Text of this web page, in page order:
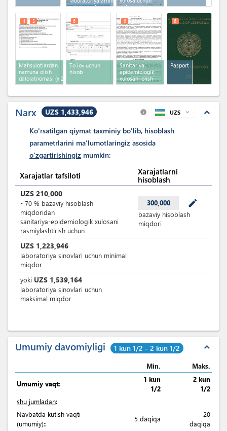
oziq -ovqat
mahsulotlarini sinovi
hisoboti
onlayn ariza
Mahsulotlardan
namuna olish
dalolatnomasi (x 2)
4 5
To'lov uchun
hisob
6
Sanitariya-
epidemiologik
xulosani olish
uchun
6
Pasport
6
Narx UZS 1,433,946 expand_less
info UZS expand_more
Ko'rsatilgan qiymat taxminiy bo'lib, hisoblash
parametrlarini ma'lumotlaringiz asosida
o'zgartirishingiz mumkin:
Xarajatlar tafsiloti
Xarajatlarni
hisoblash
UZS 210,000
- 70 % bazaviy hisoblash
miqdoridan
sanitariya-epidemiologik xulosani
rasmiylashtirish uchun
300,000 mode_edit
bazaviy hisoblash
miqdori
UZS 1,223,946
laboratoriya sinovlari uchun minimal
miqdor
yoki UZS 1,539,164
laboratoriya sinovlari uchun
maksimal miqdor
Umumiy davomiyligi 1 kun 1/2 - 2 kun 1/2 expand_less
Min. Maks.
Umumiy vaqt:
1 kun
1/2
2 kun
1/2
shu jumladan:
Navbatda kutish vaqti
(umumiy)::
5 daqiqa
20
daqiqa